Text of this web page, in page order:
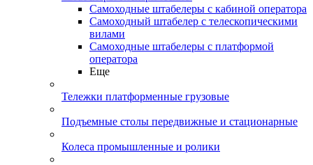
Самоходные штабелеры с кабиной оператора
Самоходный штабелер с телескопическими
вилами
Самоходные штабелеры с платформой
оператора
Еще
Тележки платформенные грузовые
Подъемные столы передвижные и стационарные
Колеса промышленные и ролики